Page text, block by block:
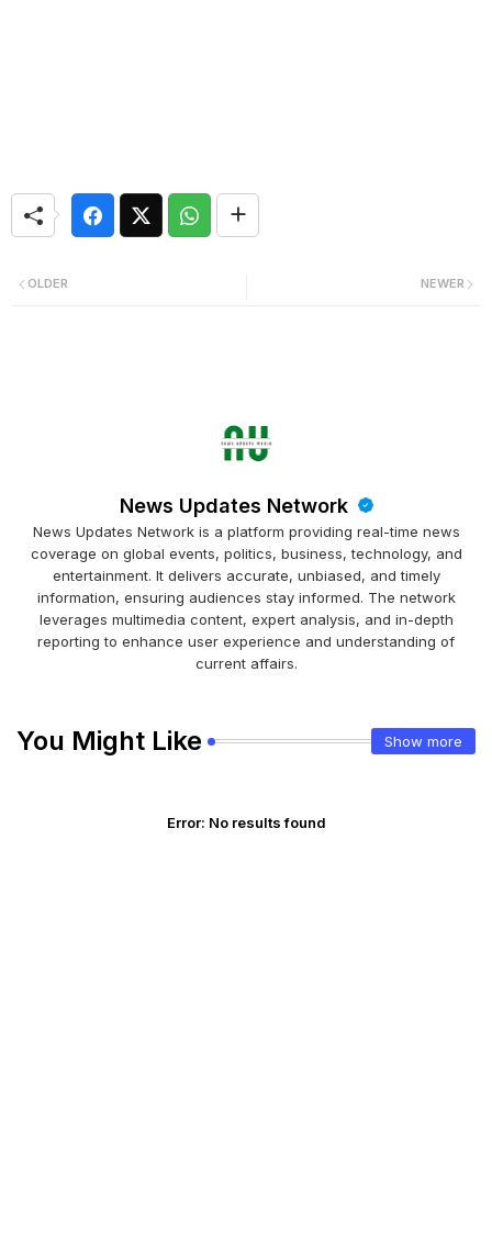
NEWER
OLDER
News Updates Network
News Updates Network is a platform providing real-time news
coverage on global events, politics, business, technology, and
entertainment. It delivers accurate, unbiased, and timely
information, ensuring audiences stay informed. The network
leverages multimedia content, expert analysis, and in-depth
reporting to enhance user experience and understanding of
current affairs.
You Might Like Show more
Error: No results found